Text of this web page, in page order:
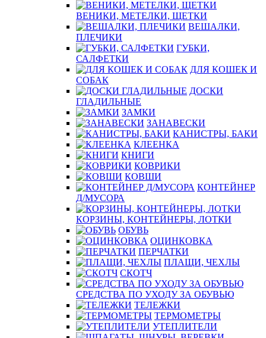
ВЕНИКИ, МЕТЕЛКИ, ЩЕТКИ
ВЕШАЛКИ,
ПЛЕЧИКИ
ГУБКИ,
САЛФЕТКИ
ДЛЯ КОШЕК И
СОБАК
ДОСКИ
ГЛАДИЛЬНЫЕ
ЗАМКИ
ЗАНАВЕСКИ
КАНИСТРЫ, БАКИ
КЛЕЕНКА
КНИГИ
КОВРИКИ
КОВШИ
КОНТЕЙНЕР
Д/МУСОРА
КОРЗИНЫ, КОНТЕЙНЕРЫ, ЛОТКИ
ОБУВЬ
ОЦИНКОВКА
ПЕРЧАТКИ
ПЛАЩИ, ЧЕХЛЫ
СКОТЧ
СРЕДСТВА ПО УХОДУ ЗА ОБУВЬЮ
ТЕЛЕЖКИ
ТЕРМОМЕТРЫ
УТЕПЛИТЕЛИ